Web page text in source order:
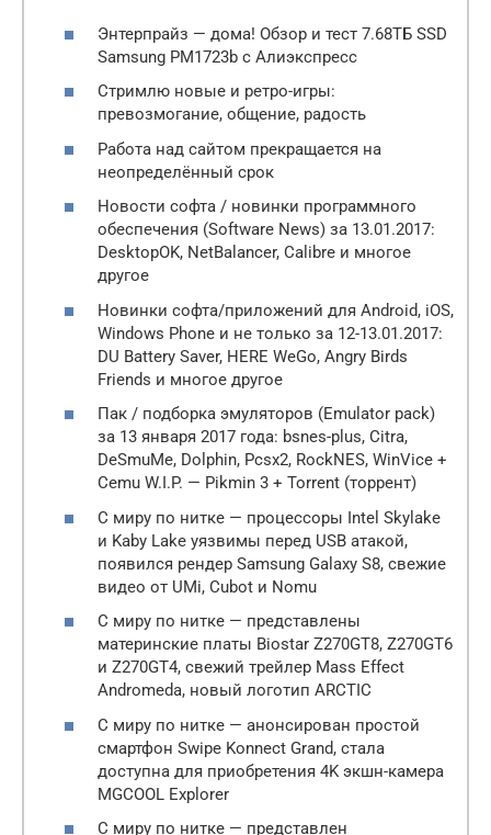
Энтерпрайз — дома! Обзор и тест 7.68ТБ SSD
Samsung PM1723b с Алиэкспресс
Стримлю новые и ретро-игры:
превозмогание, общение, радость
Работа над сайтом прекращается на
неопределённый срок
Новости софта / новинки программного
обеспечения (Software News) за 13.01.2017:
DesktopOK, NetBalancer, Calibre и многое
другое
Новинки софта/приложений для Android, iOS,
Windows Phone и не только за 12-13.01.2017:
DU Battery Saver, HERE WeGo, Angry Birds
Friends и многое другое
Пак / подборка эмуляторов (Emulator pack)
за 13 января 2017 года: bsnes-plus, Citra,
DeSmuMe, Dolphin, Pcsx2, RockNES, WinVice +
Cemu W.I.P. — Pikmin 3 + Torrent (торрент)
С миру по нитке — процессоры Intel Skylake
и Kaby Lake уязвимы перед USB атакой,
появился рендер Samsung Galaxy S8, свежие
видео от UMi, Cubot и Nomu
С миру по нитке — представлены
материнские платы Biostar Z270GT8, Z270GT6
и Z270GT4, свежий трейлер Mass Effect
Andromeda, новый логотип ARCTIC
С миру по нитке — анонсирован простой
смартфон Swipe Konnect Grand, стала
доступна для приобретения 4K экшн-камера
MGCOOL Explorer
С миру по нитке — представлен